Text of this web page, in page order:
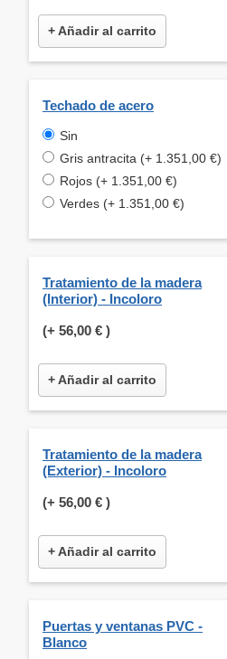
+ Añadir al carrito
Techado de acero
Sin
Gris antracita (+ 1.351,00 €)
Rojos (+ 1.351,00 €)
Verdes (+ 1.351,00 €)
Tratamiento de la madera
(Interior) - Incoloro
(+ 56,00 € )
+ Añadir al carrito
Tratamiento de la madera
(Exterior) - Incoloro
(+ 56,00 € )
+ Añadir al carrito
Puertas y ventanas PVC -
Blanco